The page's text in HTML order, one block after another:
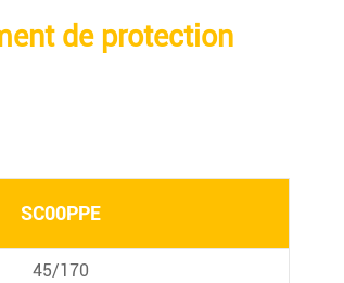
de protection
SC00PPE
45/170